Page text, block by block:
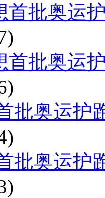
首批奥运
首批奥运
批奥运护
批奥运护